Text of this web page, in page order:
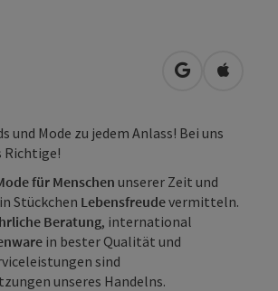
in Google
in
und Mode zu jedem Anlass! Bei uns
Richtige!
für Menschen unserer Zeit und
Stückchen Lebensfreudevermitteln.
Beratung, international
in bester Qualität und
sind
unseres Handelns.